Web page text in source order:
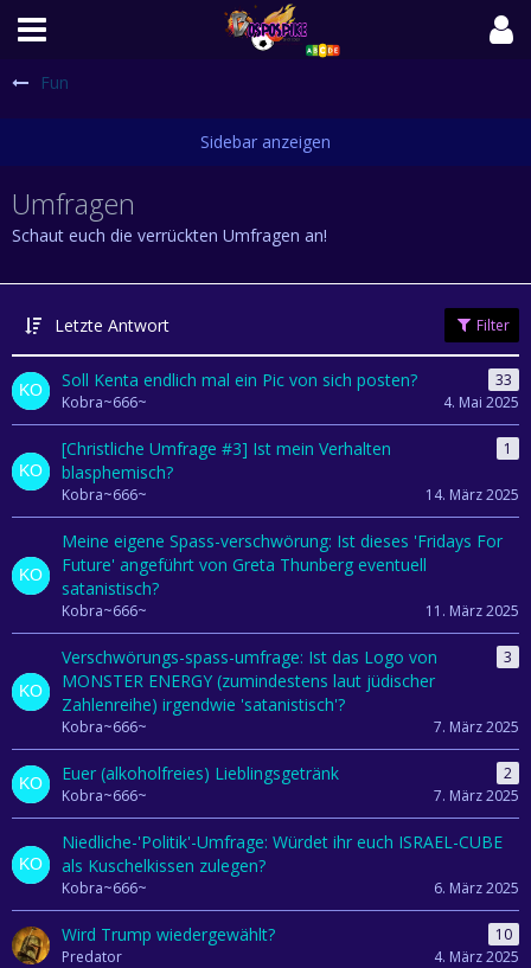
Fun
Umfragen
Schaut euch die verrückten Umfragen an!
Letzte Antwort Filter
Soll Kenta endlich mal ein Pic von sich posten?
33
Kobra~666~
4. Mai 2025
[Christliche Umfrage #3] Ist mein Verhalten
blasphemisch?
1
Kobra~666~ 14. März 2025
Meine eigene Spass-verschwörung: Ist dieses 'Fridays For
Future' angeführt von Greta Thunberg eventuell
satanistisch?
Kobra~666~ 11. März 2025
Verschwörungs-spass-umfrage: Ist das Logo von
MONSTER ENERGY (zumindestens laut jüdischer
Zahlenreihe) irgendwie 'satanistisch'?
3
Kobra~666~ 7. März 2025
Euer (alkoholfreies) Lieblingsgetränk
2
Kobra~666~
7. März 2025
Niedliche-'Politik'-Umfrage: Würdet ihr euch ISRAEL-CUBE
als Kuschelkissen zulegen?
Kobra~666~ 6. März 2025
Wird Trump wiedergewählt?
10
Predator
4. März 2025